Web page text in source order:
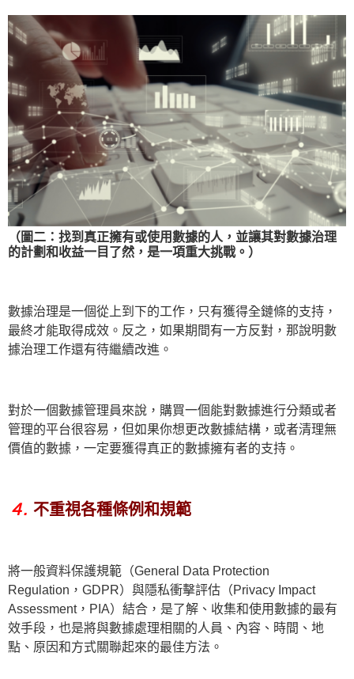
（圖二：找到真正擁有或使用數據的人，並讓其對數據治理
的計劃和收益一目了然，是一項重大挑戰。）
數據治理是一個從上到下的工作，只有獲得全鏈條的支持，
最終才能取得成效。反之，如果期間有一方反對，那說明數
據治理工作還有待繼續改進。
對於一個數據管理員來說，購買一個能對數據進行分類或者
管理的平台很容易，但如果你想更改數據結構，或者清理無
價值的數據，一定要獲得真正的數據擁有者的支持。
４. 不重視各種條例和規範
將一般資料保護規範（General Data Protection
Regulation，GDPR）與隱私衝擊評估（Privacy Impact
Assessment，PIA）結合，是了解、收集和使用數據的最有
效手段，也是將與數據處理相關的人員、內容、時間、地
點、原因和方式關聯起來的最佳方法。